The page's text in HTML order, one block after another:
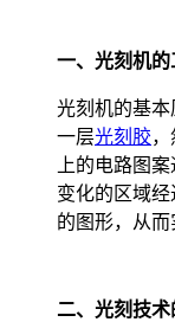
一、光刻机的
光刻机的基本
一层光刻胶，
上的电路图
变化的区域
的图形，从而
二、光刻技